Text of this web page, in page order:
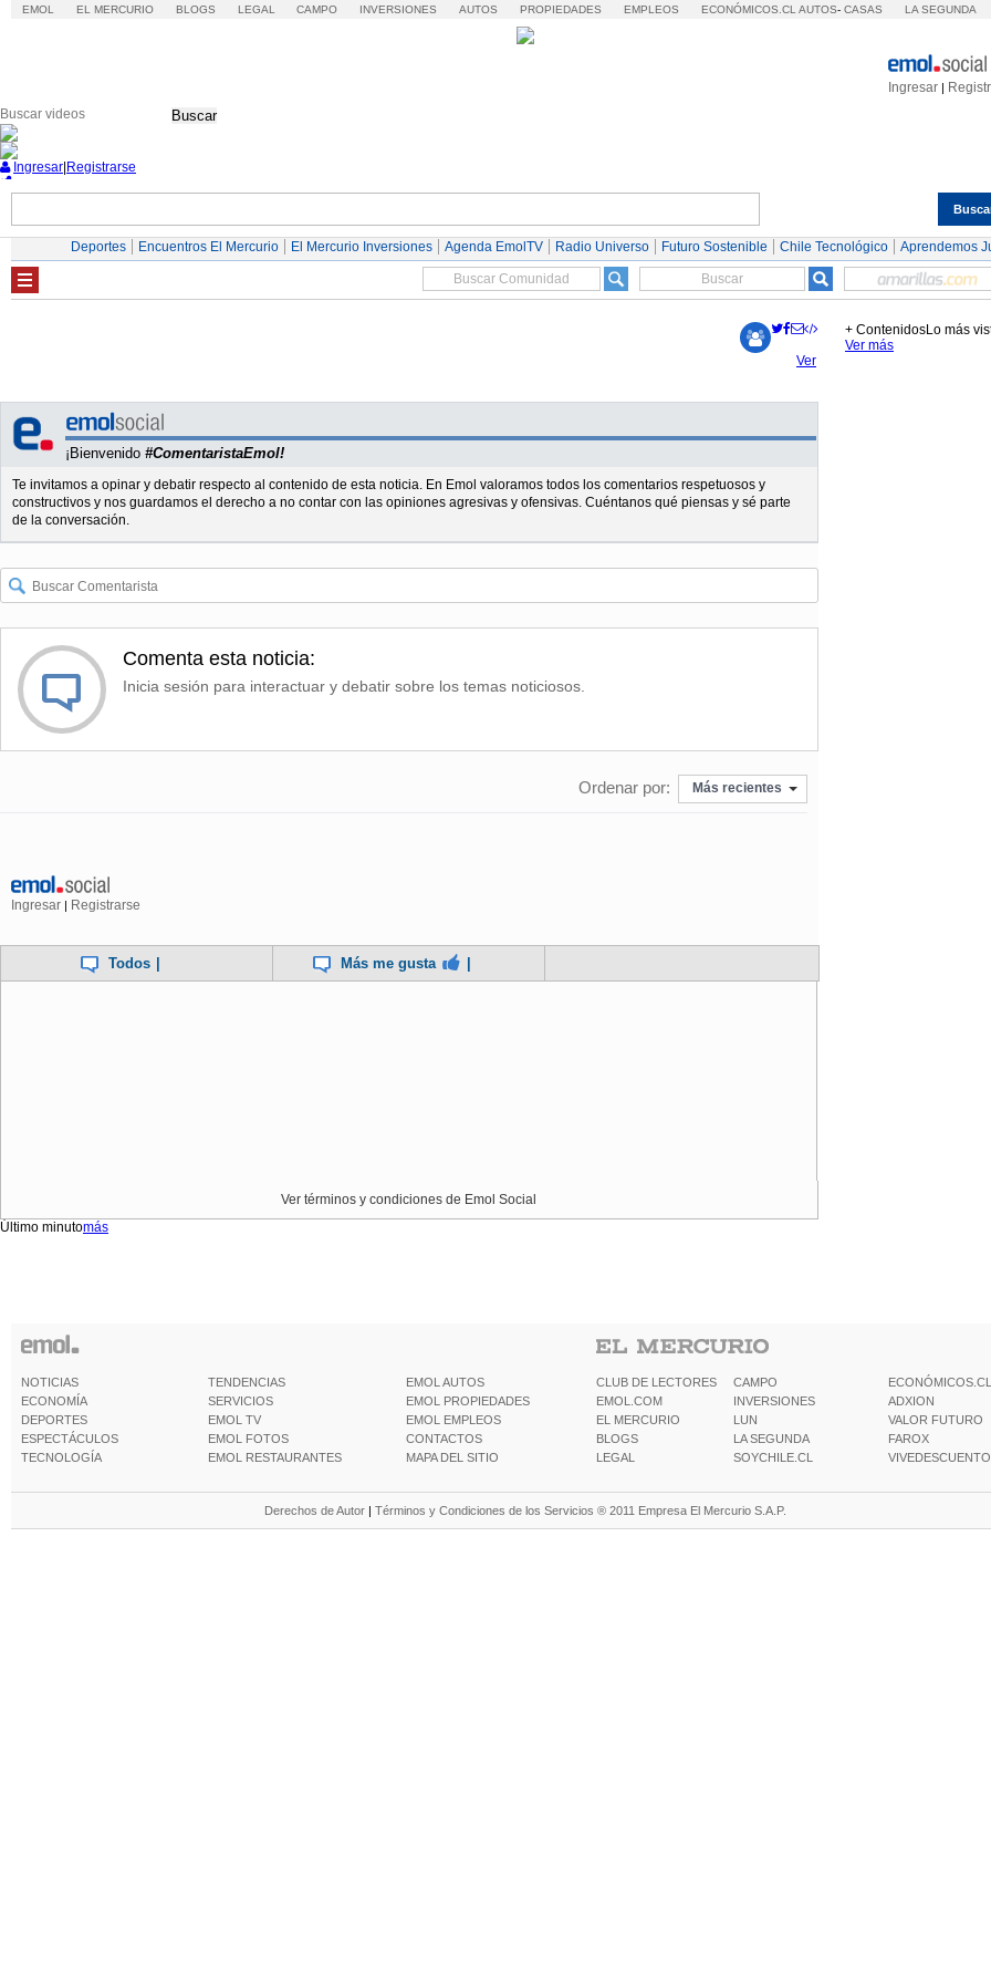
EMOL EL MERCURIO BLOGS LEGAL CAMPO INVERSIONES AUTOS PROPIEDADES EMPLEOS ECONÓMICOS.CL AUTOS- CASAS LA SEGUNDA
Ingresar |
Buscar
Ingresar Registrarse
Deportes Encuentros El Mercurio El Mercurio Inversiones Agenda EmolTV Radio Universo Futuro Sostenible Chile Tecnológico Aprendemos
¡Bienvenido #ComentaristaEmol!
Te invitamos a opinar y debatir respecto al contenido de esta noticia. En Emol valoramos todos los comentarios respetuosos y
constructivos y nos guardamos el derecho a no contar con las opiniones agresivas y ofensivas. Cuéntanos qué piensas y sé parte
de la conversación.
Comenta esta noticia:
Inicia sesión para interactuar y debatir sobre los temas noticiosos.
Ordenar por: Más recientes
Ingresar | Registrarse
Todos | Más me gusta |
Ver términos y condiciones de Emol Social
Último minuto
Ver
más
Lo más
+ Contenidos
Ver más
NOTICIAS
ECONOMÍA
DEPORTES
ESPECTÁCULOS
TECNOLOGÍA
TENDENCIAS
SERVICIOS
EMOL TV
EMOL FOTOS
EMOL RESTAURANTES
EMOL AUTOS
EMOL PROPIEDADES
EMOL EMPLEOS
CONTACTOS
MAPA DEL SITIO
CLUB DE LECTORES
EMOL.COM
EL MERCURIO
BLOGS
LEGAL
CAMPO
INVERSIONES
LUN
LA SEGUNDA
SOYCHILE.CL
ECONÓMICOS.CL
ADXION
VALOR FUTURO
FAROX
Derechos de Autor | Términos y Condiciones de los Servicios ® 2011 Empresa El Mercurio S.A.P.